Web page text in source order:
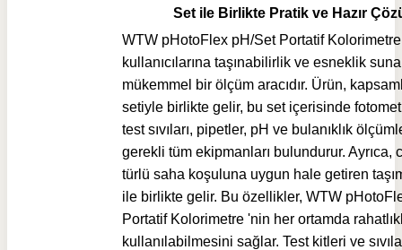
Set ile Birlikte Pratik ve Hazır
WTW pHotoFlex pH/Set Portatif
kullanıcılarına taşınabilirlik ve esneklik
mükemmel bir ölçüm aracıdır. Ürün,
setiyle birlikte gelir, bu set içerisinde
test sıvıları, pipetler, pH ve bulanıklık
gerekli tüm ekipmanları bulundurur. Ayrıca,
türlü saha koşuluna uygun hale getiren
ile birlikte gelir. Bu özellikler, WTW
Portatif Kolorimetre 'nin her ortamda
kullanılabilmesini sağlar. Test kitleri ve